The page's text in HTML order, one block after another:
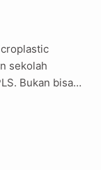
sekolah
Bukan bisa